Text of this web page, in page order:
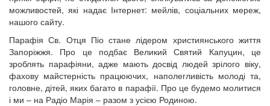
можливостей, які надає Інтернет: мейлів, соціальних мереж,
нашого сайту.
Парафія Св. Отця Піо стане лідером християнського життя
Запоріжжя. Про це подбає Великий Святий Капуцин, це
зроблять парафіяни, адже мають досвід людей зрілого віку,
фахову майстерність працюючих, наполегливість молоді та,
головне, дітей, яких багато в парафії. Про це будемо молитися
і ми – на Радіо Марія – разом з усією Родиною.